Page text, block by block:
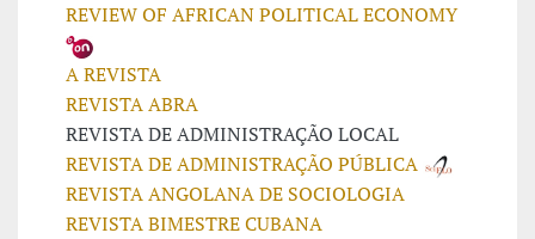
REVIEW OF AFRICAN POLITICAL ECONOMY
A REVISTA
REVISTA ABRA
REVISTA DE ADMINISTRAÇÃO LOCAL
REVISTA DE ADMINISTRAÇÃO PÚBLICA
REVISTA ANGOLANA DE SOCIOLOGIA
REVISTA BIMESTRE CUBANA